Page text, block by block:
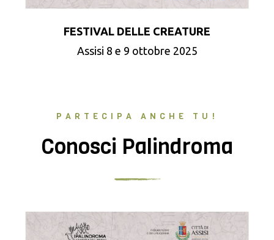
FESTIVAL DELLE CREATURE
Assisi 8 e 9 ottobre 2025
PARTECIPA ANCHE TU!
Conosci Palindroma